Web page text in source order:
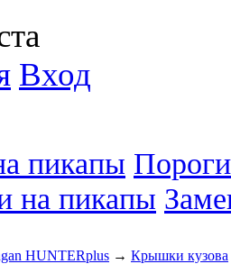
Вход
пикапы
на пикапы
HUNTERplus → Крышки кузова